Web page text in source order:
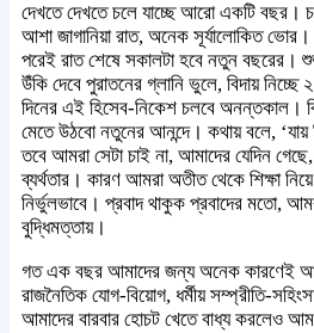
দেখতে দেখতে চলে যাচ্ছে আরো একটি বছর।
আশা জাগানিয়া রাত, অনেক সূর্যালোকিত
পরেই রাত শেষে সকালটা হবে নতুন বছরের।
উঁকি দেবে পুরাতনের গ্লানি ভুলে, বিদায়
দিনের এই হিসেব-নিকেশ চলবে অনন্তকাল।
মেতে উঠবো নতুনের আনন্দে। কথায় বলে, ‘যায়
তবে আমরা সেটা চাই না, আমাদের যেদিন
ব্যর্থতার। কারণ আমরা অতীত থেকে শিক্ষা
নির্ভুলভাবে। প্রবাদ থাকুক প্রবাদের মতো,
বুদ্ধিমত্তায়।
গত এক বছর আমাদের জন্য অনেক কারণেই
রাজনৈতিক যোগ-বিয়োগ, ধর্মীয় সম্প্রীতি-
আমাদের বারবার হোচট খেতে বাধ্য করলেও